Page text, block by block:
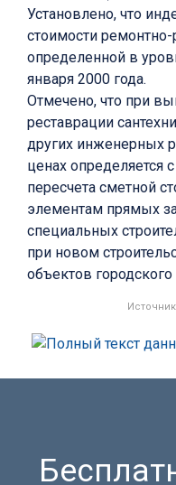
Установлено, что
стоимости
определенной в
января 2000 года.
Отмечено, что при
реставрации
других инженерных
ценах определяется
пересчета сметной
элементам прямых
специальных
при новом
объектов городского